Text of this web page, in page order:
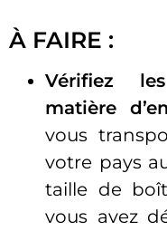
À FAIRE :
Vérifiez
matière
vous
votre pays
taille de
vous avez